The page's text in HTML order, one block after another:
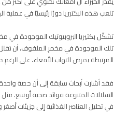
تلعب هذه البكتيريا دورًا رئيسيًا في
تشكّل بكتيريا البروبيوتيك الموجودة في
تلك الموجودة في مخمرِ الملفوف، أن تقلل
المرتبطة بمرض التهاب الأمعاء، على
السلالات المتنوعة فوائد صحية أوسع.
في تحليل العناصر الغذائية إلى جزيئات